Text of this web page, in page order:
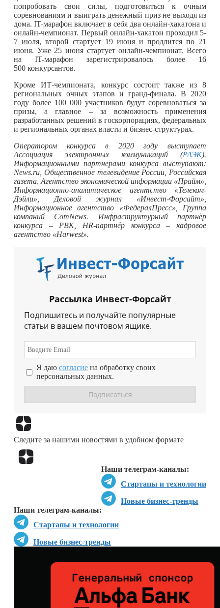
попробовать свои силы, подготовиться к очным
соревнованиям и выиграть денежный приз не выходя из
дома. IT-марафон включает в себя два онлайн-хакатона и
онлайн-чемпионат. Первый онлайн-хакатон проходил 5-
7 июля, второй стартует 19 июня и продлится по 21
июня. Уже 25 июня стартует онлайн-чемпионат. Всего
на IT-марафон зарегистрировалось более 16
500 конкурсантов.
Кроме ИТ-чемпионата, конкурс состоит также из 8
региональных очных этапов и гранд-финала. В 2020
году более 100 000 участников будут соревноваться за
призы, а главное – за возможность применения
разработанных решений в госкорпорациях, федеральных
и региональных органах власти и бизнес-структурах.
Оператором конкурса в 2020 году выступает
Ассоциация электронных коммуникаций (РАЭК).
Информационными партнерами конкурса выступают:
News.ru, Общественное телевидение России, Российская
газета, Агентство экономической информации «Прайм»,
Информационно-аналитическое агентство «Телеком-
Дэйли», Деловой журнал «Инвест-Форсайт»,
Информационное агентство «ФедералПресс», Группа
компаний ComNews. Инфраструктурный партнёр
конкурса – РВК, HR-партнёр конкурса – кадровое
агентство «Harwest».
Рассылка Инвест-Форсайт
Подпишитесь и получайте популярные
статьи в вашем почтовом ящике.
Я даю согласие на обработку своих
персональных данных.
Следите за нашими новостями в удобном формате
Наши телеграм-каналы:
Стартапы и технологии
Новые бизнес-тренды
Наши телеграм-каналы:
Стартапы и технологии
Новые бизнес-тренды